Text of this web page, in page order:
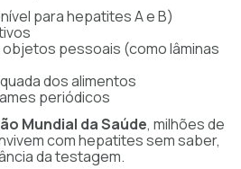
para hepatites A e B)
pessoais (como lâminas
dos alimentos
periódicos
Mundial da Saúde, milhões de
com hepatites sem saber,
da testagem.